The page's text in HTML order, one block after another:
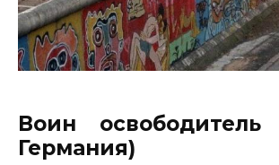
Воин освободитель
Германия)